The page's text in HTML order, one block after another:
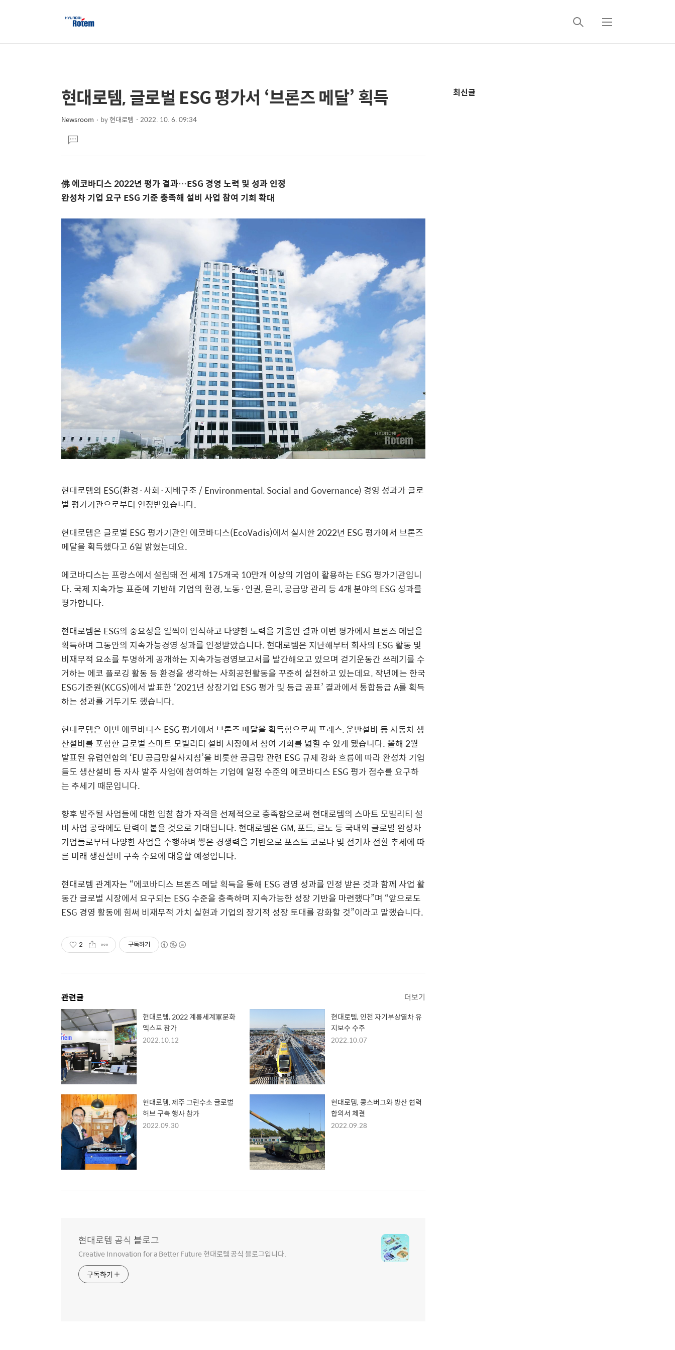
검
메
상
세
컨
텐
본
문
제
현대로템, 글로벌 ESG 평가서 ‘브론즈 메달’ 획득
Newsroom by현대로템 2022. 10. 6. 09:34
문댓
글
佛 에코바디스 2022년 평가 결과…ESG 경영 노력 및 성과 인정
완성차 기업 요구 ESG 기준 충족해 설비 사업 참여 기회 확대
현대로템의 ESG(환경·사회·지배구조 / Environmental, Social and Governance) 경영 성과가 글로
벌 평가기관으로부터 인정받았습니다.
현대로템은 글로벌 ESG 평가기관인 에코바디스(EcoVadis)에서 실시한 2022년 ESG 평가에서 브론즈
메달을 획득했다고 6일 밝혔는데요.
에코바디스는 프랑스에서 설립돼 전 세계 175개국 10만개 이상의 기업이 활용하는 ESG 평가기관입니
다. 국제 지속가능 표준에 기반해 기업의 환경, 노동·인권, 윤리, 공급망 관리 등 4개 분야의 ESG 성과를
평가합니다.
현대로템은 ESG의 중요성을 일찍이 인식하고 다양한 노력을 기울인 결과 이번 평가에서 브론즈 메달을
획득하며 그동안의 지속가능경영 성과를 인정받았습니다. 현대로템은 지난해부터 회사의 ESG 활동 및
비재무적 요소를 투명하게 공개하는 지속가능경영보고서를 발간해오고 있으며 걷기운동간 쓰레기를 수
거하는 에코 플로깅 활동 등 환경을 생각하는 사회공헌활동을 꾸준히 실천하고 있는데요. 작년에는 한국
ESG기준원(KCGS)에서 발표한 ‘2021년 상장기업 ESG 평가 및 등급 공표’ 결과에서 통합등급 A를 획득
하는 성과를 거두기도 했습니다.
현대로템은 이번 에코바디스 ESG 평가에서 브론즈 메달을 획득함으로써 프레스, 운반설비 등 자동차 생
산설비를 포함한 글로벌 스마트 모빌리티 설비 시장에서 참여 기회를 넓힐 수 있게 됐습니다. 올해 2월
발표된 유럽연합의 ‘EU 공급망실사지침’을 비롯한 공급망 관련 ESG 규제 강화 흐름에 따라 완성차 기업
들도 생산설비 등 자사 발주 사업에 참여하는 기업에 일정 수준의 에코바디스 ESG 평가 점수를 요구하
는 추세기 때문입니다.
향후 발주될 사업들에 대한 입찰 참가 자격을 선제적으로 충족함으로써 현대로템의 스마트 모빌리티 설
비 사업 공략에도 탄력이 붙을 것으로 기대됩니다. 현대로템은 GM, 포드, 르노 등 국내외 글로벌 완성차
기업들로부터 다양한 사업을 수행하며 쌓은 경쟁력을 기반으로 포스트 코로나 및 전기차 전환 추세에 따
른 미래 생산설비 구축 수요에 대응할 예정입니다.
현대로템 관계자는 “에코바디스 브론즈 메달 획득을 통해 ESG 경영 성과를 인정 받은 것과 함께 사업 활
동간 글로벌 시장에서 요구되는 ESG 수준을 충족하며 지속가능한 성장 기반을 마련했다”며 “앞으로도
ESG 경영 활동에 힘써 비재무적 가치 실현과 기업의 장기적 성장 토대를 강화할 것”이라고 말했습니다.
2 구독하기
관련글 더보기
현대로템, 2022 계룡세계軍문화
엑스포 참가
2022.10.12
현대로템, 인천 자기부상열차 유
지보수 수주
2022.10.07
현대로템, 제주 그린수소 글로벌
허브 구축 행사 참가
2022.09.30
현대로템, 콩스버그와 방산 협력
합의서 체결
2022.09.28
현대로템 공식 블로그
Creative Innovation for a Better Future 현대로템 공식 블로그입니다.
구독하기
추
최신글